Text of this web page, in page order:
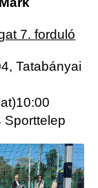
7. forduló
Tatabányai
Sporttelep